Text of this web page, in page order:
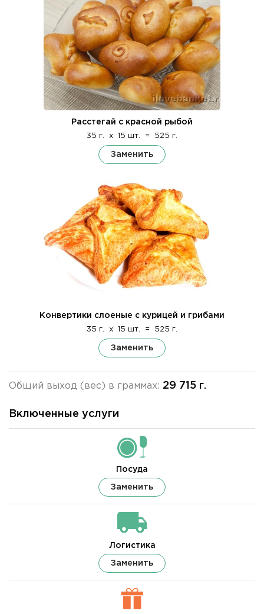
Расстегай с красной рыбой
35 г. x 15 шт. = 525 г.
Заменить
Конвертики слоеные с курицей и грибами
35 г. x 15 шт. = 525 г.
Заменить
Общий выход (вес) в граммах: 29 715 г.
Включенные услуги
Посуда
Заменить
Логистика
Заменить